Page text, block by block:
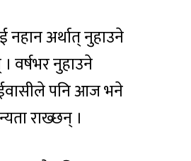
नहान अर्थात् नुहाउने
वर्षभर नुहाउने
पनि आज भने
राख्छन् ।